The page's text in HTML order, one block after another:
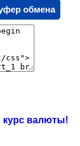
обмена
валюты!